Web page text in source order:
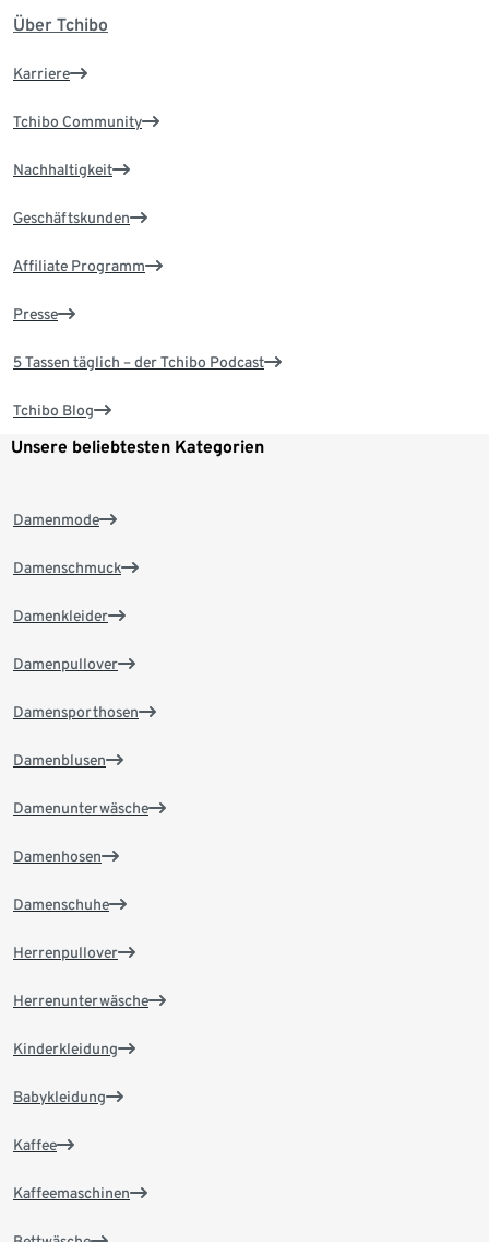
Über Tchibo
Karriere
Tchibo Community
Nachhaltigkeit
Geschäftskunden
Affiliate Programm
Presse
5 Tassen täglich – der Tchibo Podcast
Tchibo Blog
Unsere beliebtesten Kategorien
Damenmode
Damenschmuck
Damenkleider
Damenpullover
Damensporthosen
Damenblusen
Damenunterwäsche
Damenhosen
Damenschuhe
Herrenpullover
Herrenunterwäsche
Kinderkleidung
Babykleidung
Kaffee
Kaffeemaschinen